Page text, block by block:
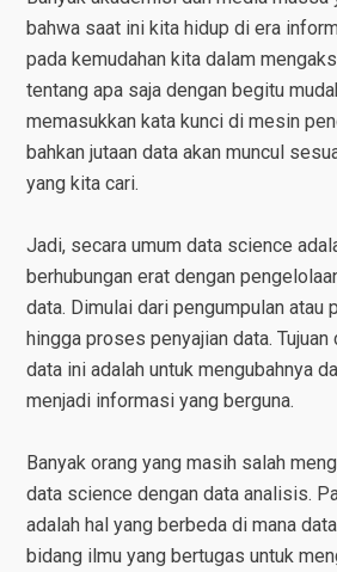
bahwa saat ini kita hidup di era
pada kemudahan kita dalam
tentang apa saja dengan begitu
memasukkan kata kunci di mesin
bahkan jutaan data akan muncul
yang kita cari.
Jadi, secara umum data science
berhubungan erat dengan
data. Dimulai dari pengumpulan atau
hingga proses penyajian data.
data ini adalah untuk mengubahnya
menjadi informasi yang berguna.
Banyak orang yang masih salah
data science dengan data analisis.
adalah hal yang berbeda di mana
bidang ilmu yang bertugas untuk